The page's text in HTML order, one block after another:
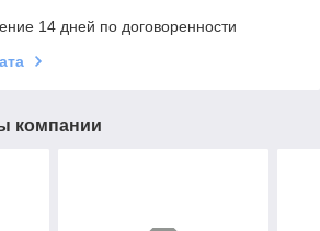
14 дней по договоренности
компании